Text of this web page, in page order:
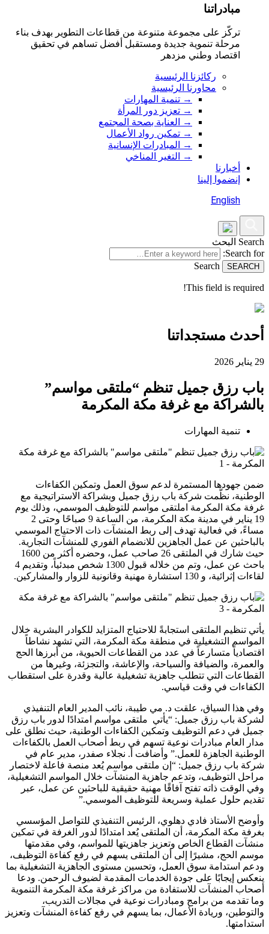
مبادراتنا
تركّز على مجموعة متنوعة من قطاعات التطوير بهدف بناء
مرحلة تنموية جديدة ومستقبل أفضل تساهم في تحقيق
اقتصاد وطني مزدهر
ركائزنا الرئيسية
محاورنا الرئيسية
→ تنمية المهارات
→ تعزيز دور المرأة
→
العناية بصحة المجتمع
→ تمكين رواد الأعمال
→
المبادرات الإنسانية
→
التغير المناخي
أخبارنا
إنضموا إلينا
English
Search البحث
Search for:
Search
This field is required!
أحدث مستجداتنا
29 يناير 2026
باب رزق جميل تنظم “ملتقى مواسم”
بالشراكة مع غرفة مكة المكرمة
تنمية المهارات
ضمن جهودها المستمرة لدعم سوق العمل وتمكين الكفاءات
الوطنية، نظّمت شركة باب رزق جميل وبشراكة الاستراتيجية مع
غرفة مكة المكرمة املتقى مواسم للتوظيف الموسمي، وذلك يوم
19 يناير في مدينة مكة المكرمة، من الساعة 9 صباحًا وحتى 2
مساءً، في فعالية تهدف إلى ربط المنشآت ذات الاحتياج الموسمي
بالباحثين عن عمل الجاهزين للانضمام الفوري للمنشآت التجارية.
حيث شارك في الملتقى 26 صاحب عمل، وحضره أكثر من 1600
باحث عن عمل، وتم من خلاله قبول 1300 شخص مبدئياً، وتقديم 4
لقاءات إثرائية، و 130 استشارة مهنية وقانونية للزوار والمشاركين.
يأتي تنظيم الملتقى استجابةً للاحتياج المتزايد للكوادر البشرية خلال
المواسم التشغيلية في منطقة مكة المكرمة، التي تشهد نشاطاً
اقتصادياً متسارعاً في عدد من القطاعات الحيوية، من أبرزها الحج
والعمرة، والضيافة والسياحة، والإعاشة، والتجزئة، وغيرها من
القطاعات التي تتطلب جاهزية تشغيلية عالية وقدرة على استقطاب
الكفاءات في وقت قياسي.
وفي هذا السياق، علقت د. مي طيبة، نائب المدير العام التنفيذي
لشركة باب رزق جميل: “يأتي ملتقى مواسم امتدادًا لدور باب رزق
جميل في دعم التوظيف وتمكين الكفاءات الوطنية، حيث نطلق على
مدار العام مبادرات نوعية تسهم في ربط أصحاب العمل بالكفاءات
الوطنية الجاهزة للعمل.” وأضافت أ. نجلاء صفدر، مدير عام في
شركة باب رزق جميل: “إن ملتقى مواسم يُعد منصة فاعلة لاختصار
مراحل التوظيف، وتدعم جاهزية المنشآت خلال المواسم التشغيلية،
وفي الوقت ذاته تفتح آفاقًا مهنية حقيقية للباحثين عن عمل، عبر
تقديم حلول عملية وسريعة للتوظيف الموسمي.”
وأوضح الأستاذ فادي دهلوي، الرئيس التنفيذي للتواصل المؤسسي
بغرفة مكة المكرمة، أن الملتقى يُعد امتدادًا لدور الغرفة في تمكين
منشآت القطاع الخاص وتعزيز جاهزيتها للمواسم، وفي مقدمتها
موسم الحج، مشيرًا إلى أن الملتقى يسهم في رفع كفاءة التوظيف،
ودعم استدامة سوق العمل، وتحسين مستوى الجاهزية التشغيلية بما
ينعكس إيجابًا على جودة الخدمات المقدمة لضيوف الرحمن. ودعا
أصحاب المنشآت للاستفادة من مراكز غرفة مكة المكرمة التنموية
وما تقدمه من برامج ومبادرات نوعية في مجالات التدريب،
والتوطين، وريادة الأعمال، بما يسهم في رفع كفاءة المنشآت وتعزيز
استدامتها.